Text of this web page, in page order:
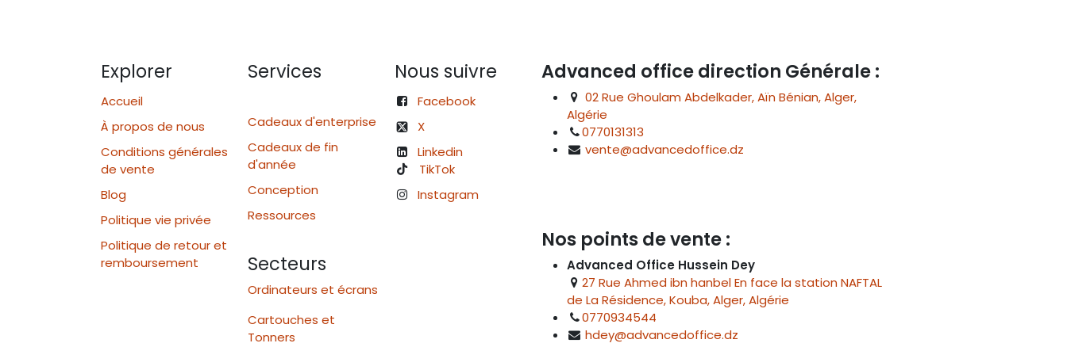
Explorer
Accueil
À propos de nous
Conditions générales
de vente
Blog
Politique vie privée
Politique de retour et
remboursement
Services
Cadeaux d'enterprise
Cadeaux de fin
d'année
Conception
Ressources
Secteurs
Ordinateurs et écrans
Cartouches et
Tonners
Nous suivre
Facebook
X
Linkedin
TikTok
Instagram
Advanced office direction Générale :
02 Rue Ghoulam Abdelkader, Aïn Bénian, Alger,
Algérie
0770131313
vente@advancedoffice.dz
Nos points de vente :
Advanced Office Hussein Dey
27 Rue Ahmed ibn hanbel En face la station NAFTAL
de La Résidence, Kouba, Alger, Algérie
0770934544
hdey@advancedoffice.dz